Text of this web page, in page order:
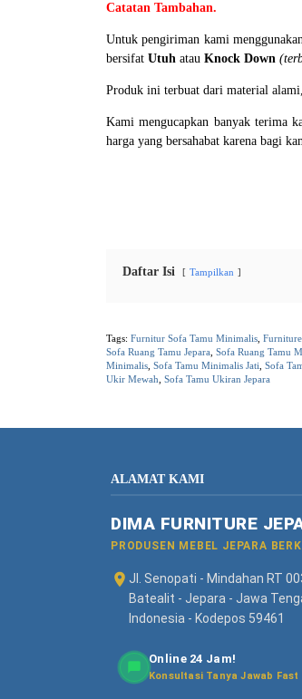
Catatan Tambahan.
Untuk pengiriman kami
bersifat Utuh atau Knock Down
Produk ini terbuat dari material
Kami mengucapkan banyak terima
harga yang bersahabat karena bagi
Daftar Isi Tampilkan
Tags: Furnitur Sofa Tamu Minimalis
Sofa Ruang Tamu Jepara Sofa Ruang Tamu
Minimalis Sofa Tamu Minimalis Jati Sofa
Ukir Mewah Sofa Tamu Ukiran Jepara
ALAMAT KAMI
DIMA FURNITURE
PRODUSEN MEBEL JEPARA
Jl. Senopati - Mindahan RT
Batealit - Jepara - Jawa
Indonesia - Kodepos 59461
Online 24 Jam!
Konsultasi Tanya Jawab Fast